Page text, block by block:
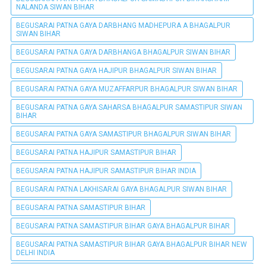
NALANDA SIWAN BIHAR
BEGUSARAI PATNA GAYA DARBHANG MADHEPURA A BHAGALPUR
SIWAN BIHAR
BEGUSARAI PATNA GAYA DARBHANGA BHAGALPUR SIWAN BIHAR
BEGUSARAI PATNA GAYA HAJIPUR BHAGALPUR SIWAN BIHAR
BEGUSARAI PATNA GAYA MUZAFFARPUR BHAGALPUR SIWAN BIHAR
BEGUSARAI PATNA GAYA SAHARSA BHAGALPUR SAMASTIPUR SIWAN
BIHAR
BEGUSARAI PATNA GAYA SAMASTIPUR BHAGALPUR SIWAN BIHAR
BEGUSARAI PATNA HAJIPUR SAMASTIPUR BIHAR
BEGUSARAI PATNA HAJIPUR SAMASTIPUR BIHAR INDIA
BEGUSARAI PATNA LAKHISARAI GAYA BHAGALPUR SIWAN BIHAR
BEGUSARAI PATNA SAMASTIPUR BIHAR
BEGUSARAI PATNA SAMASTIPUR BIHAR GAYA BHAGALPUR BIHAR
BEGUSARAI PATNA SAMASTIPUR BIHAR GAYA BHAGALPUR BIHAR NEW
DELHI INDIA